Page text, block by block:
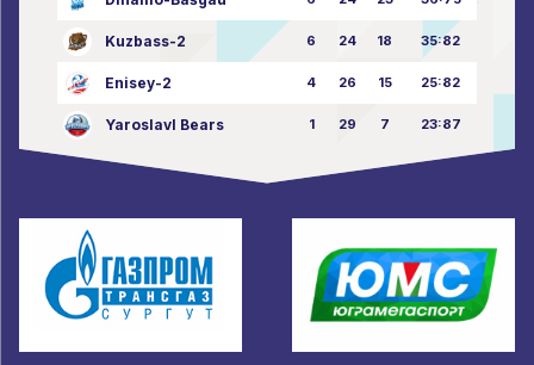
Kuzbass-2 6 24 18 35:82
Enisey-2 4 26 15 25:82
Yaroslavl Bears 1 29 7 23:87